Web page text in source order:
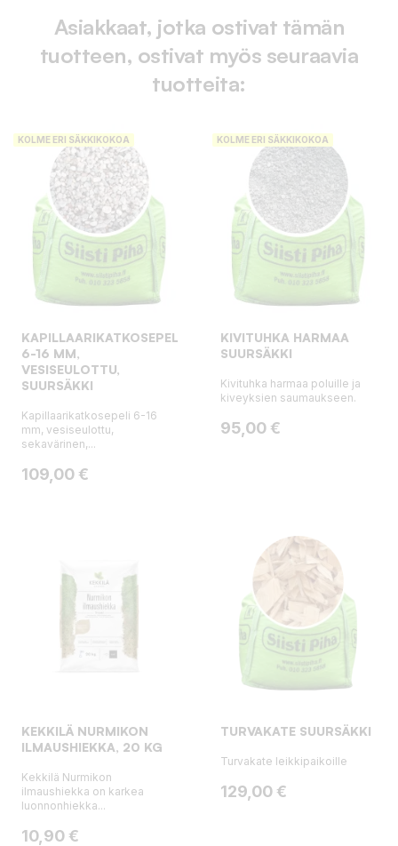
Asiakkaat, jotka ostivat tämän
tuotteen, ostivat myös seuraavia
tuotteita:
KOLME ERI SÄKKIKOKOA
KAPILLAARIKATKOSEPELI
6-16 MM,
VESISEULOTTU,
SUURSÄKKI
Kapillaarikatkosepeli 6-16
mm, vesiseulottu,
sekavärinen,...
Hinta
109,00 €
KOLME ERI SÄKKIKOKOA
KIVITUHKA HARMAA
SUURSÄKKI
Kivituhka harmaa poluille ja
kiveyksien saumaukseen.
Hinta
95,00 €
KEKKILÄ NURMIKON
ILMAUSHIEKKA, 20 KG
Kekkilä Nurmikon
ilmaushiekka on karkea
luonnonhiekka...
Hinta
10,90 €
TURVAKATE SUURSÄKKI
Turvakate leikkipaikoille
Hinta
129,00 €